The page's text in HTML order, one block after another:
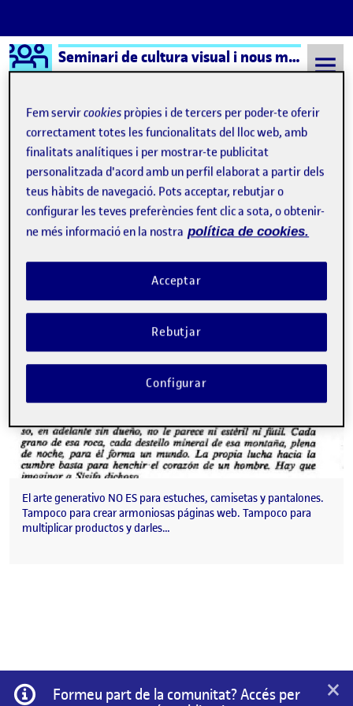
Saltar al contingut
Logo Ágora Seminari de cultura visual i nous mitjans – Aula 1
Semestre 20231 - Aula 1 Libros
Libros
Publicat per
Úrsula Bischofberger Valdes
Data de publicació8 novembre, 2024 9:55 am
comentariel NO ES SÓLO para estuches,
El arte generativo NO ES para estuches, camisetas y pantalones.
Tampoco para crear armoniosas páginas web. Tampoco para
multiplicar productos y darles…
Informació
Formeu part de la comunitat? Accés per
×
Fem servircookies pròpies i de tercers per poder-te oferir
correctament totes les funcionalitats del lloc web, amb
finalitats analítiques i per mostrar-te publicitat
personalitzada d'acord amb un perfil elaborat a partir dels
teus hàbits de navegació. Pots acceptar, rebutjar o
configurar les teves preferències fent clic a sota, o obtenir-
ne més informació en la nostra política de cookies.
Rebutjar
Acceptar
Configurar